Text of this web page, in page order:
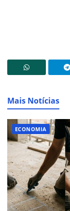
Mais Notícias
ECONOMIA